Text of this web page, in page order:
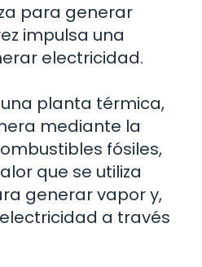
para generar
impulsa una
electricidad.
planta térmica,
mediante la
fósiles,
que se utiliza
generar vapor y,
a través